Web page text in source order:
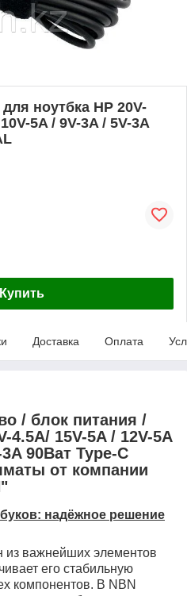
ноутбка HP 20V-
5A / 9V-3A / 5V-3A
Купить
Доставка Оплата
/ блок питания /
4.5A/ 15V-5A / 12V-5A
90Ват Type-C
от компании
надёжное решение
из важнейших элементов
его стабильную
компонентов. В NBN